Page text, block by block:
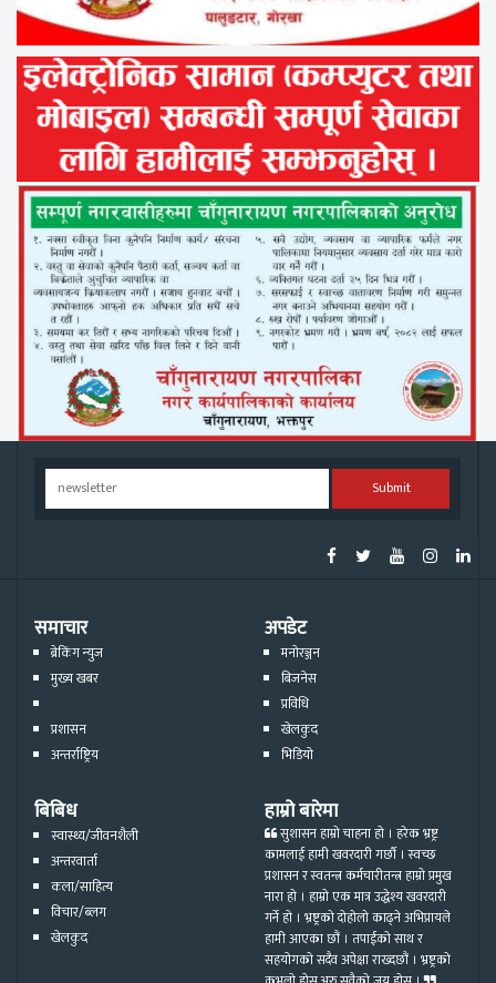
Submit
समाचार
ब्रेकिंग न्युज
मुख्य खबर
प्रशासन
अन्तर्राष्ट्रिय
अपडेट
मनोरञ्जन
बिजनेस
प्रविधि
खेलकुद
भिडियो
बिबिध
स्वास्थ्य/जीवनशैली
अन्तरवार्ता
कला/साहित्य
विचार/ब्लग
खेलकुद
हाम्रो बारेमा
सुशासन हाम्रो चाहना हो । हरेक भ्रष्ट्र
कामलाई हामी खवरदारी गर्छौ । स्वच्छ
प्रशासन र स्वतन्त्र कर्मचारीतन्त्र हाम्रो प्रमुख
नारा हो । हाम्रो एक मात्र उद्धेश्य खवरदारी
गर्ने हो । भ्रष्ट्रको दोहोलो काढ्ने अभिप्रायले
हामी आएका छौं । तपाईको साथ र
सहयोगको सदैव अपेक्षा राख्दछौं । भ्रष्ट्रको